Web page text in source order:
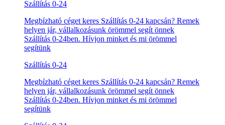
Szállítás 0-24
Megbízható céget keres Szállítás 0-24 kapcsán? Remek
helyen jár, vállalkozásunk örömmel segít önnek
Szállítás 0-24ben. Hívjon minket és mi örömmel
segítünk
Szállítás 0-24
Megbízható céget keres Szállítás 0-24 kapcsán? Remek
helyen jár, vállalkozásunk örömmel segít önnek
Szállítás 0-24ben. Hívjon minket és mi örömmel
segítünk